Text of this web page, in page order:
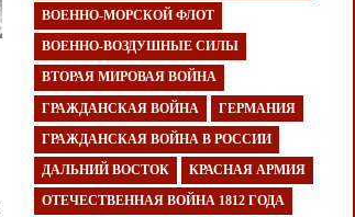
ВОЕННО-МОРСКОЙ ФЛОТ
ВОЕННО-ВОЗДУШНЫЕ СИЛЫ
ВТОРАЯ МИРОВАЯ ВОЙНА
ГРАЖДАНСКАЯ ВОЙНА ГЕРМАНИЯ
ГРАЖДАНСКАЯ ВОЙНА В РОССИИ
ДАЛЬНИЙ ВОСТОК КРАСНАЯ АРМИЯ
ОТЕЧЕСТВЕННАЯ ВОЙНА 1812 ГОДА